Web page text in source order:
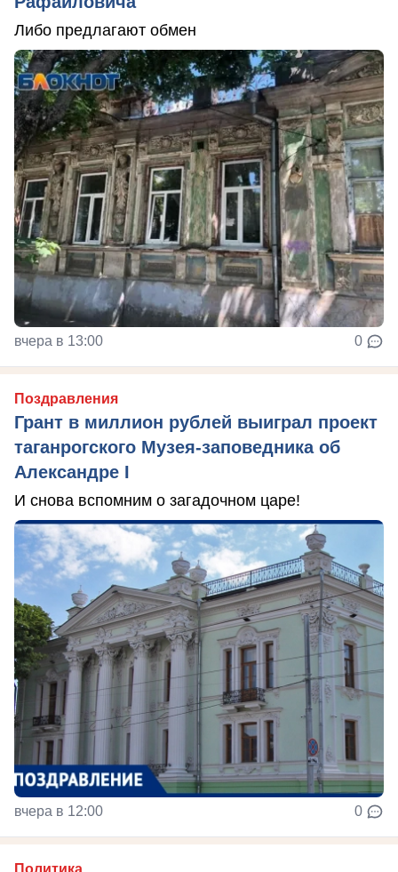
Либо предлагают обмен
вчера в 13:00 0
Поздравления
Грант в миллион рублей выиграл проект
таганрогского Музея-заповедника об
Александре I
И снова вспомним о загадочном царе!
вчера в 12:00 0
Политика